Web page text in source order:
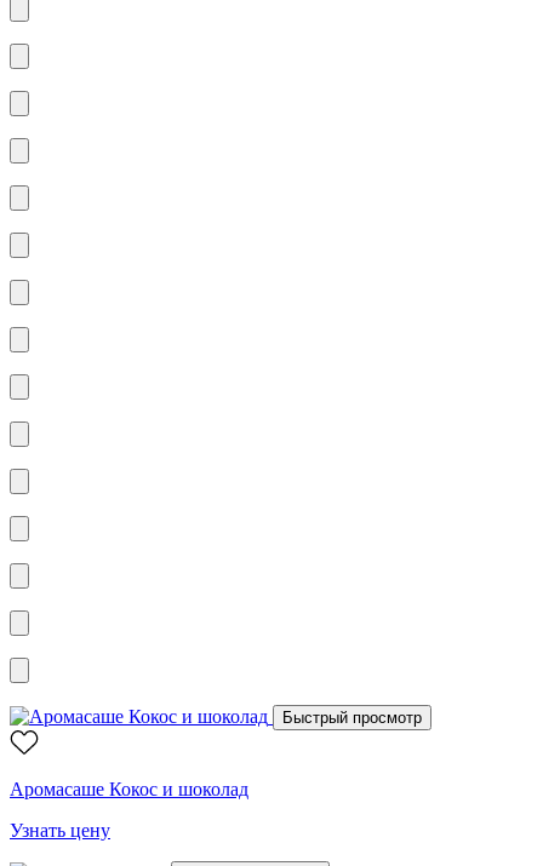
Быстрый просмотр
Аромасаше Кокос и шоколад
Узнать цену